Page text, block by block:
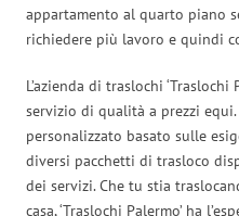
appartamento al quarto piano
richiedere più lavoro e quindi
L’azienda di traslochi
servizio di qualità a prezzi
personalizzato basato sulle
diversi pacchetti di trasloco
dei servizi. Che tu stia
casa, ‘Traslochi Palermo’ ha